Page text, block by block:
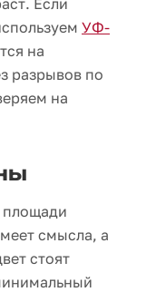
УФ-
на
разрывов по
на
площади
смысла, а
стоят